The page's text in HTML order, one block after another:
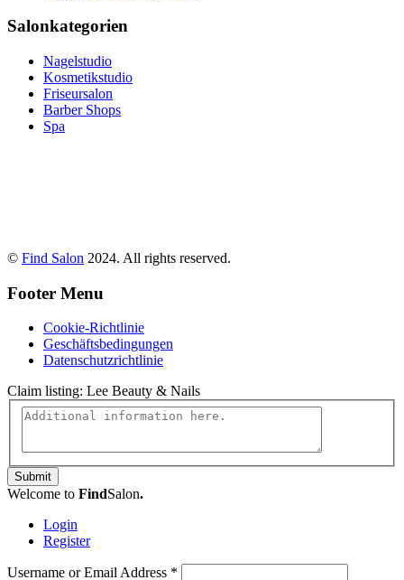
Salonkategorien
Nagelstudio
Kosmetikstudio
Friseursalon
Barber Shops
Spa
© Find Salon 2024. All rights reserved.
Footer Menu
Cookie-Richtlinie
Geschäftsbedingungen
Datenschutzrichtlinie
Claim listing: Lee Beauty & Nails
Submit
Welcome to FindSalon.
Login
Register
Username or Email Address *